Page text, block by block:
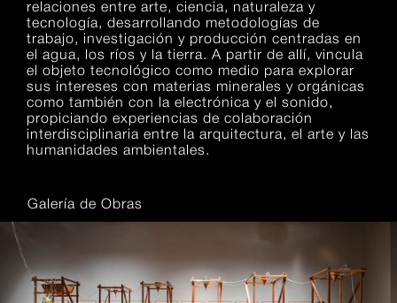
relaciones entre arte, ciencia, naturaleza y
tecnología, desarrollando metodologías de
trabajo, investigación y producción centradas en
el agua, los ríos y la tierra. A partir de allí, vincula
el objeto tecnológico como medio para explorar
sus intereses con materias minerales y orgánicas
como también con la electrónica y el sonido,
propiciando experiencias de colaboración
interdisciplinaria entre la arquitectura, el arte y las
humanidades ambientales.
Galería de Obras